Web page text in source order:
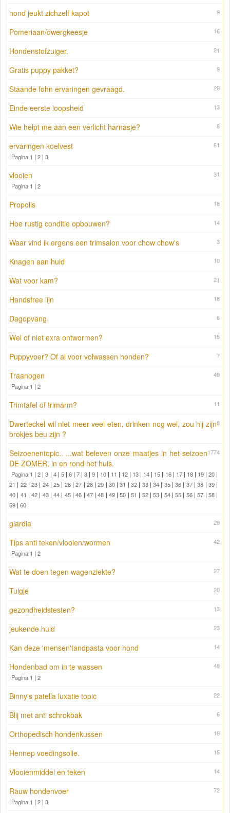
9
hond jeukt zichzelf kapot
16
Pomeriaan/dwergkeesje
21
Hondenstofzuiger.
9
Gratis puppy pakket?
29
Staande fohn ervaringen gevraagd.
13
Einde eerste loopsheid
8
Wie helpt me aan een verlicht harnasje?
61
ervaringen koelvest
Pagina 1 | 2 | 3
31
vlooien
Pagina 1 | 2
18
Propolis
14
Hoe rustig conditie opbouwen?
3
Waar vind ik ergens een trimsalon voor chow chow's
10
Knagen aan huid
21
Wat voor kam?
18
Handsfree lijn
6
Dagopvang
15
Wel of niet exra ontwormen?
7
Puppyvoer? Of al voor volwassen honden?
49
Traanogen
Pagina 1 | 2
11
Trimtafel of trimarm?
8
Dwerteckel wil niet meer veel eten, drinken nog wel, zou hij zijn
brokjes beu zijn ?
1774
Seizoenentopic.. ...wat beleven onze maatjes in het seizoen
DE ZOMER, in en rond het huis.
Pagina 1 |2 |3 | 4| 5| 6|7 |8 |9 | 10| 11 | 12| 13 | 14 | 15 | 16| 17| 18| 19|20 |
21 | 22|23 | 24|25 | 26|27 | 28|29 | 30|31 |32 | 33|34 | 35|36 | 37|38 | 39|
40 | 41 |42 | 43|44 | 45|46 | 47|48 | 49|50 |51 | 52|53 | 54|55 | 56|57 | 58|
59 | 60
29
giardia
42
Tips anti teken/vlooien/wormen
Pagina 1 | 2
27
Wat te doen tegen wagenziekte?
20
Tuigje
13
gezondheidstesten?
23
jeukende huid
14
Kan deze 'mensen'tandpasta voor hond
48
Hondenbad om in te wassen
Pagina 1 | 2
22
Binny's patella luxatie topic
6
Blij met anti schrokbak
19
Orthopedisch hondenkussen
15
Hennep voedingsolie.
14
Vlooienmiddel en teken
72
Rauw hondenvoer
Pagina 1 | 2 | 3